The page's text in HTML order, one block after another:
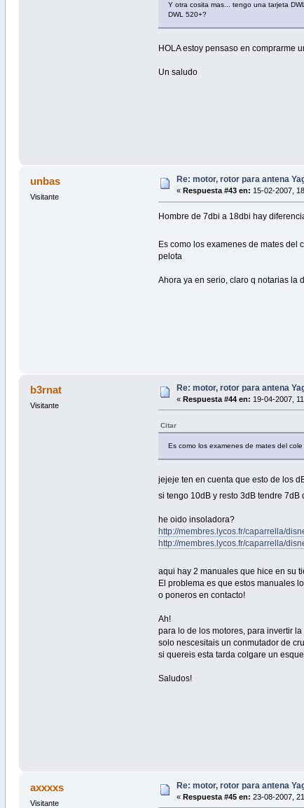
Y otra cosita mas... tengo una tarjeta
DWL 520+?
HOLA estoy pensaso en comprarme
Un saludo
unbas
Visitante
Re: motor, rotor para antena
« Respuesta #43 en: 15-02-2007,
Hombre de 7dbi a 18dbi hay
Es como los examenes de mates del
pelota
Ahora ya en serio, claro q notarias la
b3rnat
Visitante
Re: motor, rotor para antena
« Respuesta #44 en: 19-04-2007,
Citar
Es como los examenes de mates del
jejeje ten en cuenta que esto de los
si tengo 10dB y resto 3dB tendre
he oido insoladora?
http://membres.lycos.fr/caparrella/
http://membres.lycos.fr/caparrella/
aqui hay 2 manuales que hice en su
El problema es que estos manuales
o poneros en contacto!
Ah!
para lo de los motores, para invertir
solo nescesitais un conmutador de
si quereis esta tarda colgare un
Saludos!
axxxxs
Visitante
Re: motor, rotor para antena
« Respuesta #45 en: 23-08-2007,